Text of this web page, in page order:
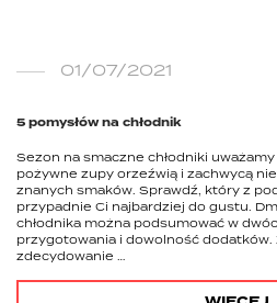
01/07/2021
5 pomysłów na chłodnik
Sezon na smaczne chłodniki
pożywne zupy orzeźwią i zachwycą
znanych smaków. Sprawdź, który z
przypadnie Ci najbardziej do gustu.
chłodnika można podsumować w
przygotowania i dowolność dodatków.
zdecydowanie …